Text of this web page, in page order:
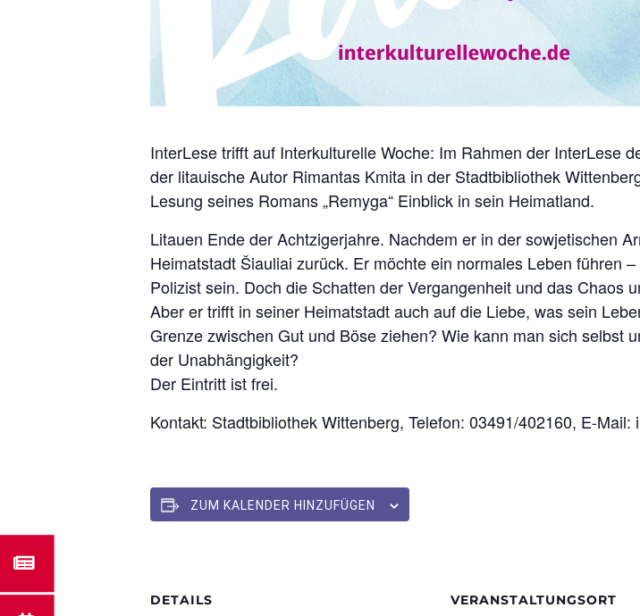
InterLese trifft auf Interkulturelle Woche: Im Rahmen der InterLese
der litauische Autor Rimantas Kmita in der Stadtbibliothek
Lesung seines Romans „Remyga“ Einblick in sein Heimatland.
Litauen Ende der Achtzigerjahre. Nachdem er in der sowjetischen
Heimatstadt Šiauliai zurück. Er möchte ein normales Leben führen
Polizist sein. Doch die Schatten der Vergangenheit und das Chaos
Aber er trifft in seiner Heimatstadt auch auf die Liebe, was sein
Grenze zwischen Gut und Böse ziehen? Wie kann man sich selbst
der Unabhängigkeit?
Der Eintritt ist frei.
Kontakt: Stadtbibliothek Wittenberg, Telefon: 03491/402160, E-
ZUM KALENDER HINZUFÜGEN
DETAILS VERANSTALTUNGSORT